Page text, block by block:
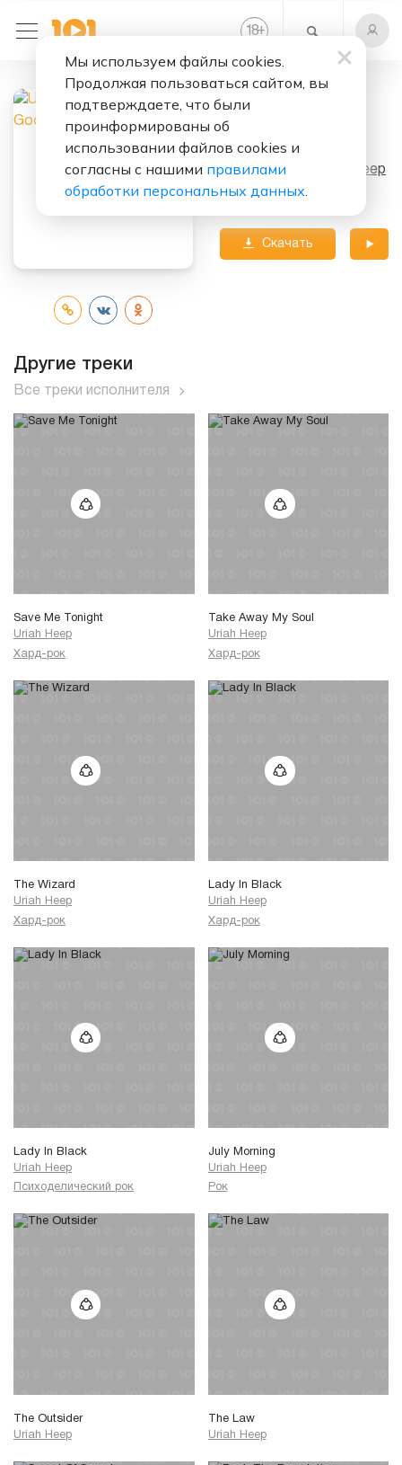
18+
Слушать бесплатно
Say Goodbye
Исполнитель: Uriah Heep
Скачать
Другие треки
Все треки исполнителя
Save Me Tonight
Uriah Heep
Хард-рок
Take Away My Soul
Uriah Heep
Хард-рок
The Wizard
Uriah Heep
Хард-рок
Lady In Black
Uriah Heep
Хард-рок
Lady In Black
Uriah Heep
Психоделический рок
July Morning
Uriah Heep
Рок
The Outsider
Uriah Heep
The Law
Uriah Heep
Мы используем файлы cookies.
Продолжая пользоваться сайтом, вы
подтверждаете, что были
проинформированы об
использовании файлов cookies и
согласны с нашими правилами
обработки персональных данных.